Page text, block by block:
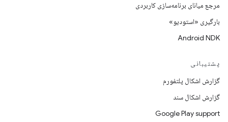
مرجع میانای برنامه‌سازی کاربردی
بارگیری «استودیو»
Android NDK
پشتیبانی
گزارش اشکال پلتفورم
گزارش اشکال سند
Google Play support